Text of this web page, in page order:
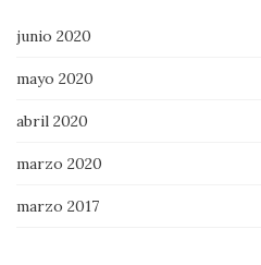
junio 2020
mayo 2020
abril 2020
marzo 2020
marzo 2017